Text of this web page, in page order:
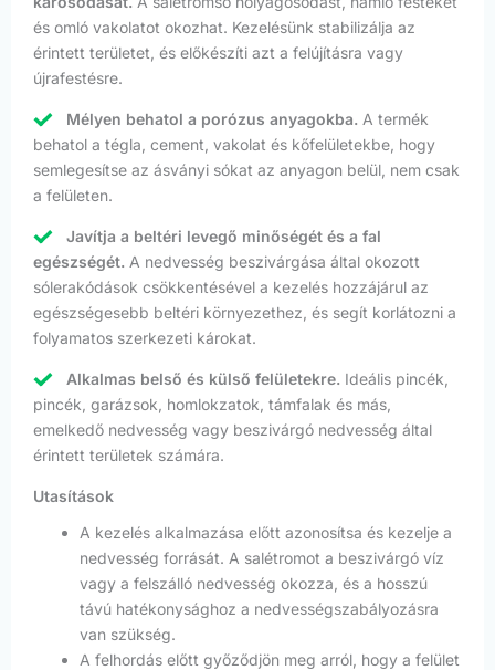
és omló vakolatot okozhat. Kezelésünk stabilizálja az
érintett területet, és előkészíti azt a felújításra vagy
újrafestésre.
Mélyen behatol a porózus anyagokba. A termék
behatol a tégla, cement, vakolat és kőfelületekbe, hogy
semlegesítse az ásványi sókat az anyagon belül, nem csak
a felületen.
Javítja a beltéri levegő minőségét és a fal
egészségét. A nedvesség beszivárgása által okozott
sólerakódások csökkentésével a kezelés hozzájárul az
egészségesebb beltéri környezethez, és segít korlátozni a
folyamatos szerkezeti károkat.
Alkalmas belső és külső felületekre. Ideális pincék,
pincék, garázsok, homlokzatok, támfalak és más,
emelkedő nedvesség vagy beszivárgó nedvesség által
érintett területek számára.
Utasítások
A kezelés alkalmazása előtt azonosítsa és kezelje a
nedvesség forrását. A salétromot a beszivárgó víz
vagy a felszálló nedvesség okozza, és a hosszú
távú hatékonysághoz a nedvességszabályozásra
van szükség.
A felhordás előtt győződjön meg arról, hogy a felület